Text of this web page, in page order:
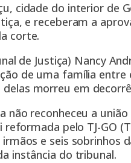
cidade do interior de
e receberam a
corte.
de Justiça) Nancy
de uma família
morreu em
não reconheceu a
pelo TJ-GO
e seis sobrinhos
instância do tribunal.